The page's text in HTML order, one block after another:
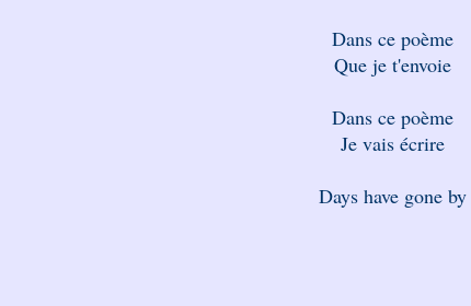
Dans ce poème
Que je t'envoie
Dans ce poème
Je vais écrire
Days have gone by